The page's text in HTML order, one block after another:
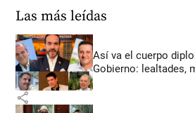
Las más leídas
Así va el cuerpo
Gobierno: lealtades,
share